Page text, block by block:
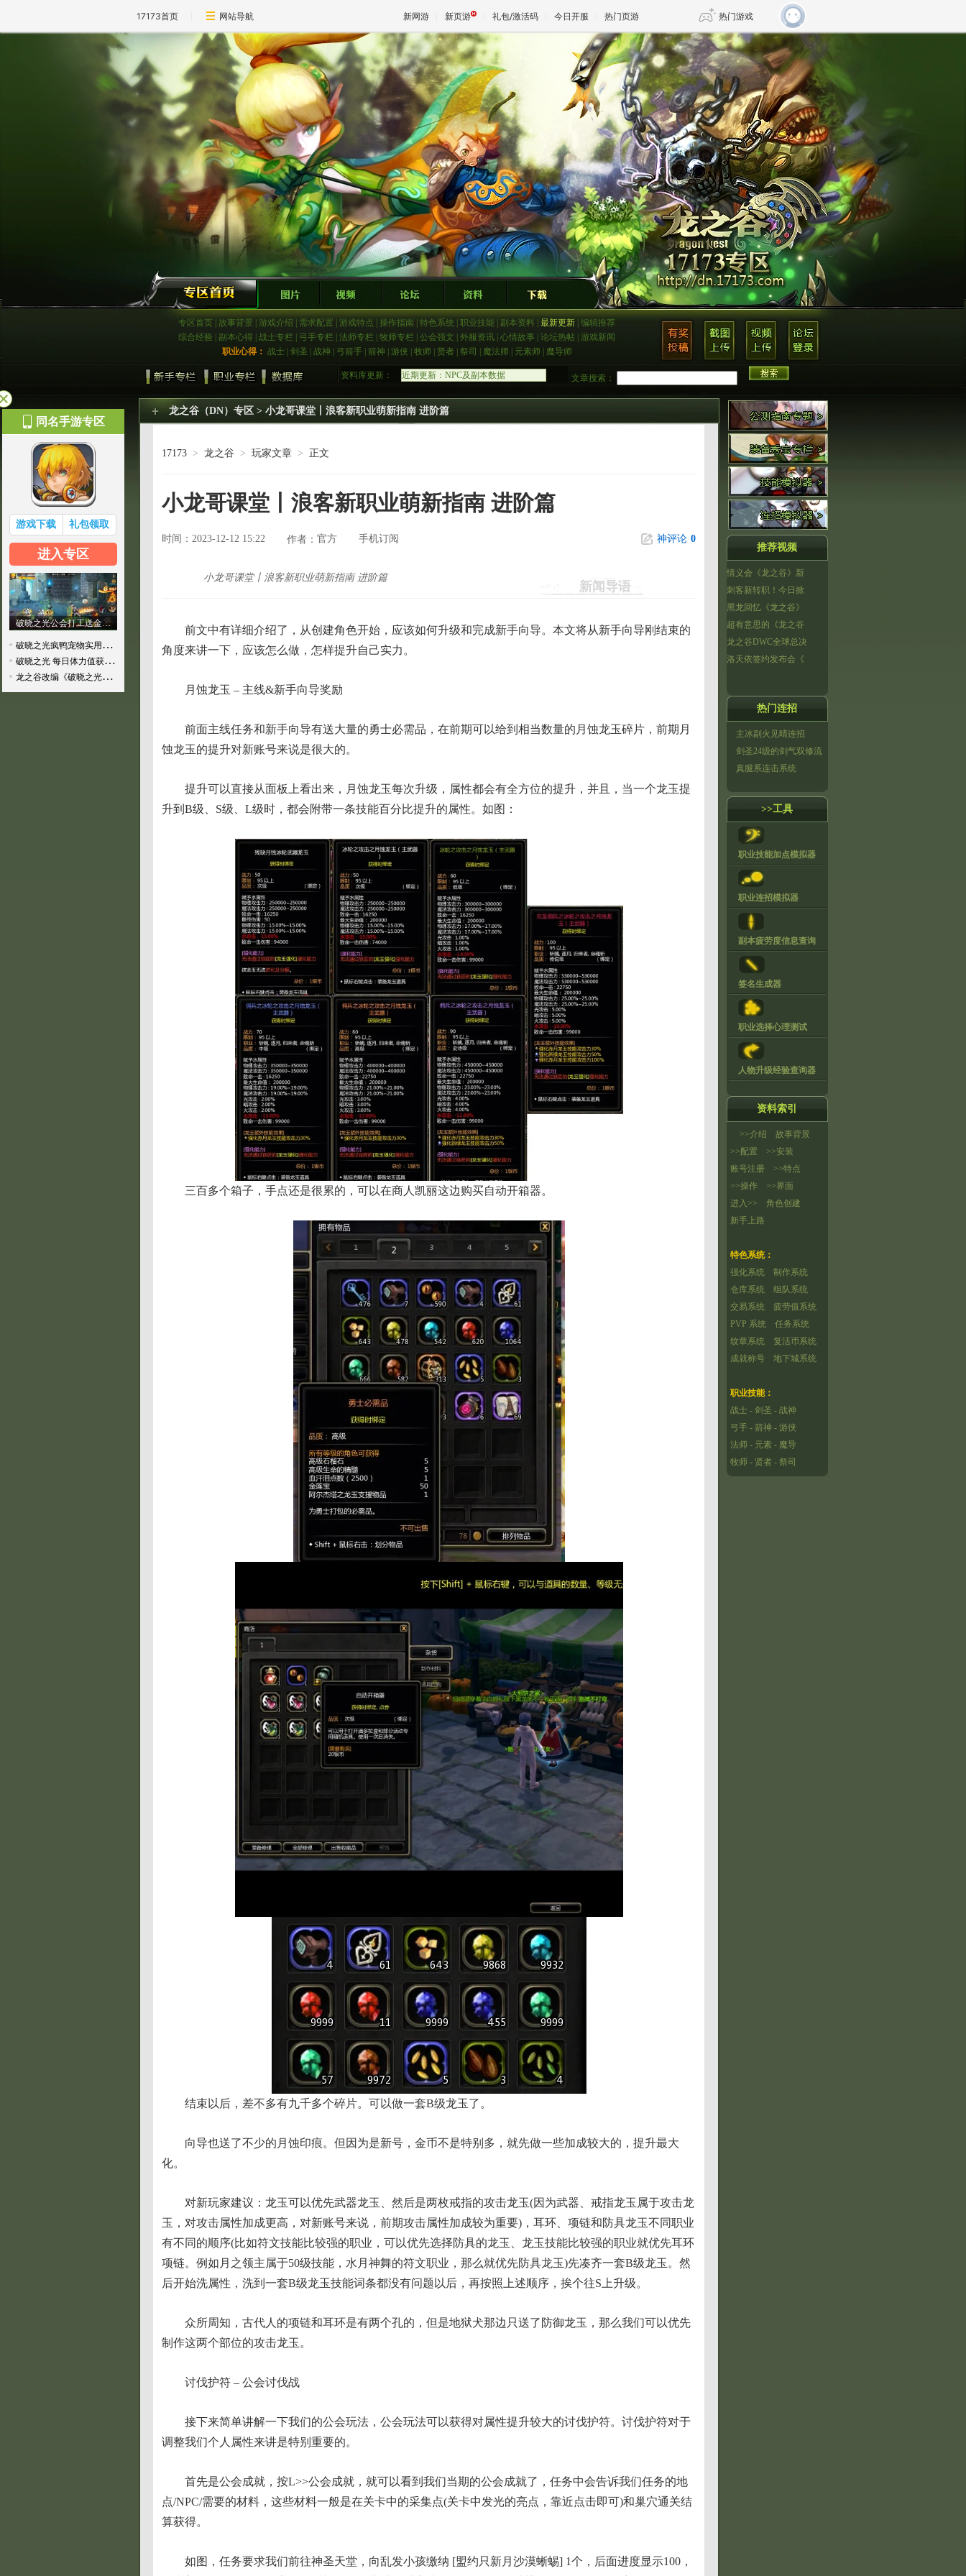
17173首页 网站导航 新网游 新页游 礼包/激活码 今日开服 热门页游 热门游戏
魔兽 DNF 传奇4
天堂 剑网3旗舰版 新天龙八部
王权与自由 诛仙世界 新仙侠5
专区首页 故事背景 游戏介绍 需求配置 游戏特点 操作指南 特色系统 职业技能 副本资料 最新更新 编辑推荐
综合经验
副本心得 战士专栏 弓手专栏 法师专栏 牧师专栏 公会强文 外服资讯 心情故事 论坛热帖
游戏新闻
职业心得： 战士| 剑圣 战神 弓箭手| 箭神 游侠| 牧师| 贤者| 祭司 魔法师| 元素师| 魔导师
资料库更新：
近期更新：NPC及副本数据
7.16数据库正式上线
7.20称号成就更新
7.22任务数据添加
7.23物品制作数据添加
文章搜索：
同名手游专区
游戏下载 礼包领取
进入专区
破晓之光公会打工送金…
破晓之光疯鸭宠物实用性分…
破晓之光 每日体力值获取…
龙之谷改编《破晓之光》体…
龙之谷（DN）专区> 小龙哥课堂丨浪客新职业萌新指南 进阶篇
17173 > 龙之谷 > 玩家文章 > 正文
小龙哥课堂丨浪客新职业萌新指南 进阶篇
时间：2023-12-12 15:22 作者： 官方 手机订阅 神评论 0
新闻导语
小龙哥课堂丨浪客新职业萌新指南 进阶篇
前文中有详细介绍了，从创建角色开始，应该如何升级和完成新手向导。本文将从新手向导刚结束的
角度来讲一下，应该怎么做，怎样提升自己实力。
月蚀龙玉 – 主线&新手向导奖励
前面主线任务和新手向导有送大量的勇士必需品，在前期可以给到相当数量的月蚀龙玉碎片，前期月
蚀龙玉的提升对新账号来说是很大的。
提升可以直接从面板上看出来，月蚀龙玉每次升级，属性都会有全方位的提升，并且，当一个龙玉提
升到B级、S级、L级时，都会附带一条技能百分比提升的属性。如图：
三百多个箱子，手点还是很累的，可以在商人凯丽这边购买自动开箱器。
结束以后，差不多有九千多个碎片。可以做一套B级龙玉了。
向导也送了不少的月蚀印痕。但因为是新号，金币不是特别多，就先做一些加成较大的，提升最大
化。
对新玩家建议：龙玉可以优先武器龙玉、然后是两枚戒指的攻击龙玉(因为武器、戒指龙玉属于攻击龙
玉，对攻击属性加成更高，对新账号来说，前期攻击属性加成较为重要)，耳环、项链和防具龙玉不同职业
有不同的顺序(比如符文技能比较强的职业，可以优先选择防具的龙玉、龙玉技能比较强的职业就优先耳环
项链。例如月之领主属于50级技能，水月神舞的符文职业，那么就优先防具龙玉)先凑齐一套B级龙玉。然
后开始洗属性，洗到一套B级龙玉技能词条都没有问题以后，再按照上述顺序，挨个往S上升级。
众所周知，古代人的项链和耳环是有两个孔的，但是地狱犬那边只送了防御龙玉，那么我们可以优先
制作这两个部位的攻击龙玉。
讨伐护符 – 公会讨伐战
接下来简单讲解一下我们的公会玩法，公会玩法可以获得对属性提升较大的讨伐护符。讨伐护符对于
调整我们个人属性来讲是特别重要的。
首先是公会成就，按L>>公会成就，就可以看到我们当期的公会成就了，任务中会告诉我们任务的地
点/NPC/需要的材料，这些材料一般是在关卡中的采集点(关卡中发光的亮点，靠近点击即可)和巢穴通关结
算获得。
如图，任务要求我们前往神圣天堂，向乱发小孩缴纳 [盟约只新月沙漠蜥蜴] 1个，后面进度显示100，
推荐视频
情义会《龙之谷》新
刺客新转职！今日掀
黑龙回忆《龙之谷》
超有意思的《龙之谷
龙之谷DWC全球总决
洛天依签约发布会《
热门连招
主冰副火见晴连招
剑圣24级的剑气双修流
真腿系连击系统
>>工具
职业技能加点模拟器
职业连招模拟器
副本疲劳度信息查询
签名生成器
职业选择心理测试
人物升级经验查询器
资料索引
>>介绍
故事背景
>>配置
>>安装
账号注册
>>特点
>>操作
>>界面
进入>>
角色创建
新手上路
特色系统：
强化系统
制作系统
仓库系统
组队系统
交易系统
疲劳值系统
PVP 系统
任务系统
纹章系统
复活币系统
成就称号
地下城系统
职业技能：
战士- 剑圣 - 战神
弓手- 箭神 - 游侠
法师- 元素- 魔导
牧师- 贤者- 祭司